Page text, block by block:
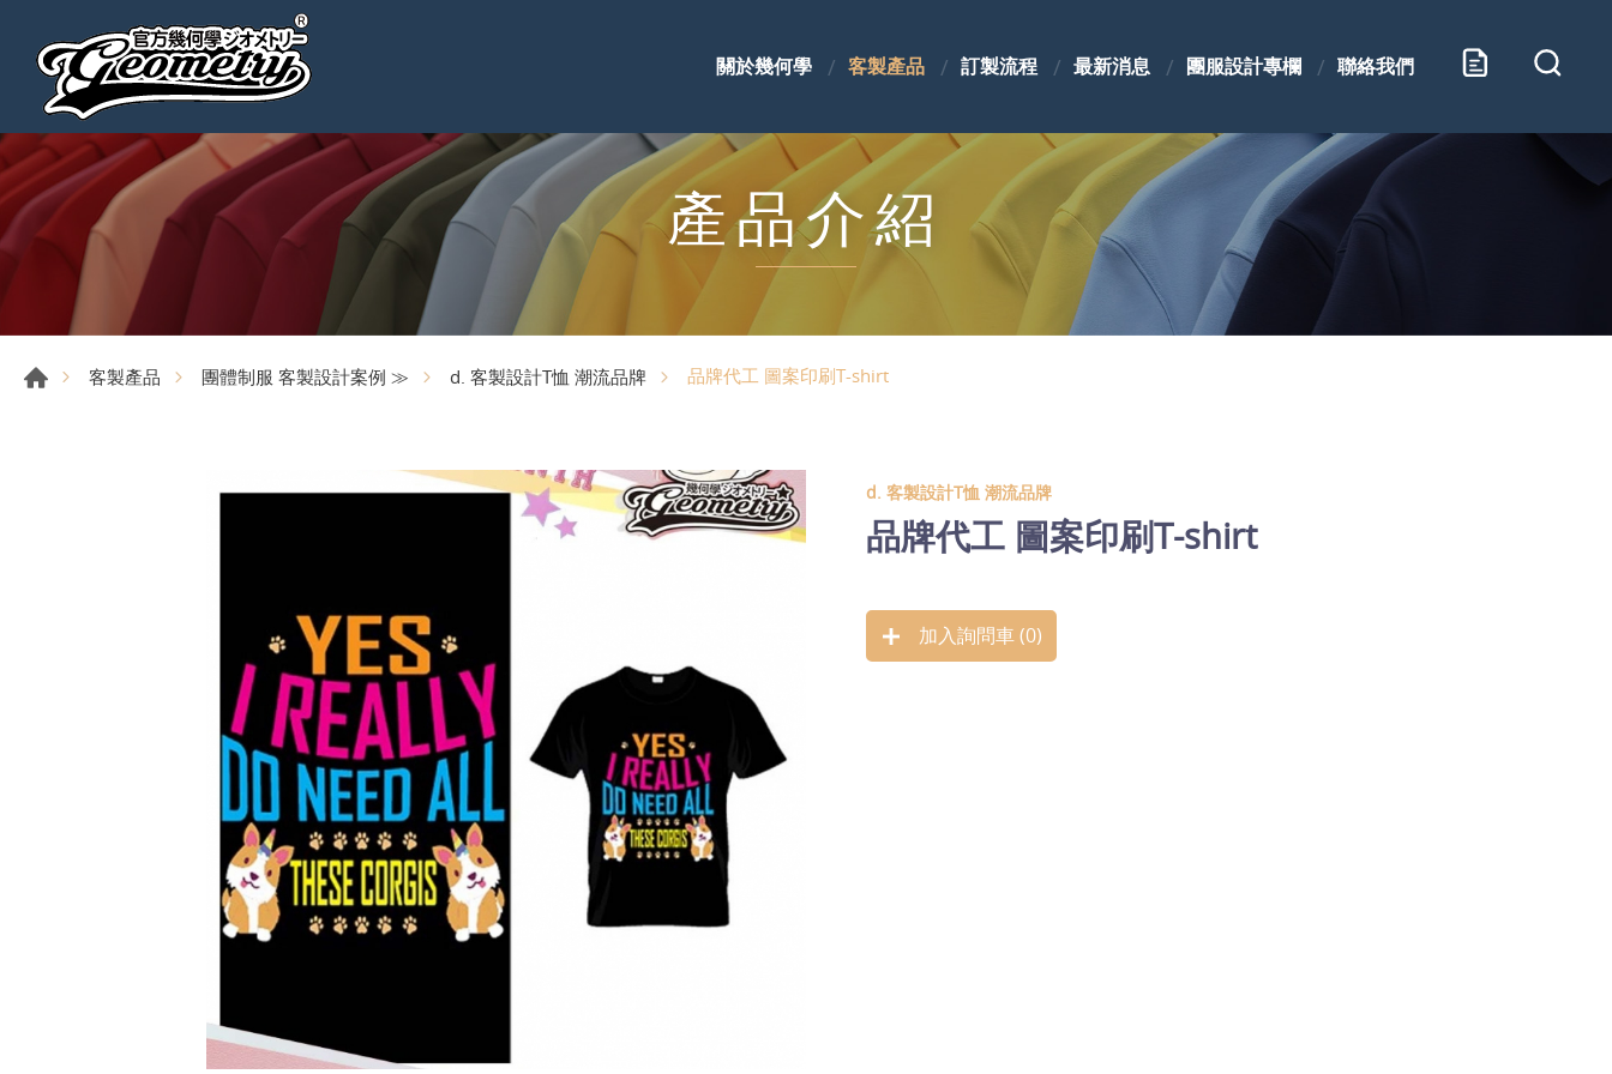
關於幾何學 客製產品 訂製流程 最新消息 團服設計專欄 聯絡我們
產品介紹
客製產品 團體制服 客製設計案例 ≫ d. 客製設計T恤 潮流品牌 品牌代工 圖案印刷T-shirt
d. 客製設計T恤 潮流品牌
品牌代工 圖案印刷T-shirt
加入詢問車 (0)